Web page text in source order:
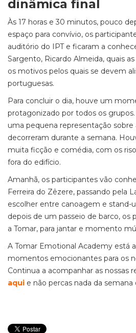
dinâmica final
Às 17 horas e 30 minutos, pouco
espaço para convívio, os
auditório do IPT e ficaram a
Sargento, Ricardo Almeida, quais
os motivos pelos quais se devem
portuguesas.
Para concluir o dia, houve um
protagonizado por todos os
uma pequena representação sobre
decorreram durante a semana.
muita ficção e comédia, com os
fora do edifício.
Amanhã, os participantes vão
Ferreira do Zêzere, passando pela
escolher entre canoagem e stand-
depois de um passeio de barco, os
a Tomar, para jantar e momento
A Tomar Emotional Academy está
momentos emocionantes para os
Continua a acompanhar as nossas
aqui e não percas nada da semana